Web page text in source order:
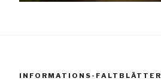
INFORMATIONS-FALTBLÄTTER